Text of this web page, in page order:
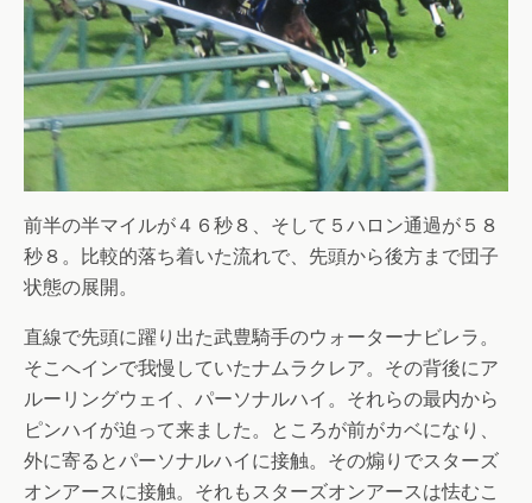
前半の半マイルが４６秒８、そして５ハロン通過が５８
秒８。比較的落ち着いた流れで、先頭から後方まで団子
状態の展開。
直線で先頭に躍り出た武豊騎手のウォーターナビレラ。
そこへインで我慢していたナムラクレア。その背後にア
ルーリングウェイ、パーソナルハイ。それらの最内から
ピンハイが迫って来ました。ところが前がカベになり、
外に寄るとパーソナルハイに接触。その煽りでスターズ
オンアースに接触。それもスターズオンアースは怯むこ